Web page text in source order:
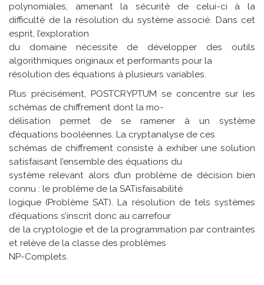
polynomiales, amenant la sécurité de celui-ci à la
difficulté de la résolution du système associé. Dans cet
esprit, l’exploration
du domaine nécessite de développer des outils
algorithmiques originaux et performants pour la
résolution des équations à plusieurs variables.
Plus précisément, POSTCRYPTUM se concentre sur les
schémas de chiffrement dont la mo-
délisation permet de se ramener à un système
d’équations booléennes. La cryptanalyse de ces
schémas de chiffrement consiste à exhiber une solution
satisfaisant l’ensemble des équations du
système relevant alors d’un problème de décision bien
connu : le problème de la SATisfaisabilité
logique (Problème SAT). La résolution de tels systèmes
d’équations s’inscrit donc au carrefour
de la cryptologie et de la programmation par contraintes
et relève de la classe des problèmes
NP-Complets.